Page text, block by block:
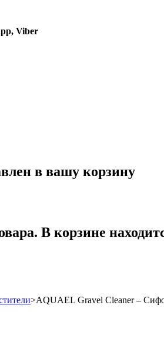
Viber
в вашу корзину
В корзине
>AQUAEL Gravel Cleaner –